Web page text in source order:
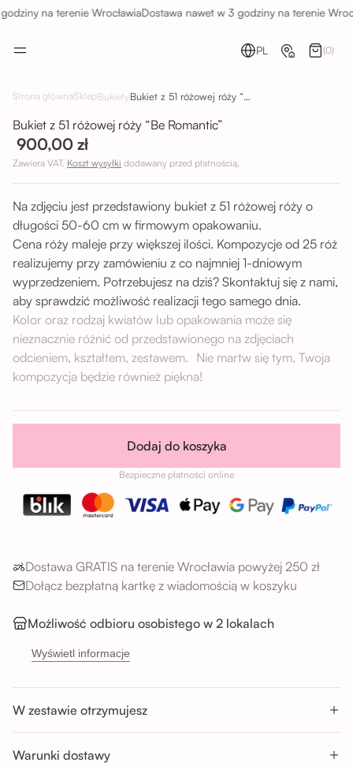
na terenie WrocławiaDostawa nawet w 3 godziny na terenie
PL (0)
Strona główna Sklep Bukiety Bukiet z 51 różowej róży “Be Romantic”
Bukiet z 51 różowej róży “Be Romantic”
900,00 zł
Zawiera VAT. Koszt wysyłki dodawany przed płatnością.
Na zdjęciu jest przedstawiony bukiet z 51 różowej róży o
długości 50-60 cm w firmowym opakowaniu.
Cena róży maleje przy większej ilości. Kompozycje od 25 róż
realizujemy przy zamówieniu z co najmniej 1-dniowym
wyprzedzeniem. Potrzebujesz na dziś? Skontaktuj się z nami,
aby sprawdzić możliwość realizacji tego samego dnia.
Kolor oraz rodzaj kwiatów lub opakowania może się
nieznacznie różnić od przedstawionego na zdjęciach
odcieniem, kształtem, zestawem. Nie martw się tym, Twoja
kompozycja będzie również piękna!
Dodaj do koszyka
Bezpieczne płatności online
Dostawa GRATIS na terenie Wrocławia powyżej 250 zł
Dołącz bezpłatną kartkę z wiadomością w koszyku
Możliwość odbioru osobistego w 2 lokalach
Sikorskiego 5H, 53-659 Wrocław
Godziny odbioru:
Pon-Sob : 11:00 - 14:00; 14:00 - 17:00; 17:00 - 20:00
Nd : 11:00 - 14:00; 14:00 - 17:00
Wyświetl informacje
W zestawie otrzymujesz
Warunki dostawy